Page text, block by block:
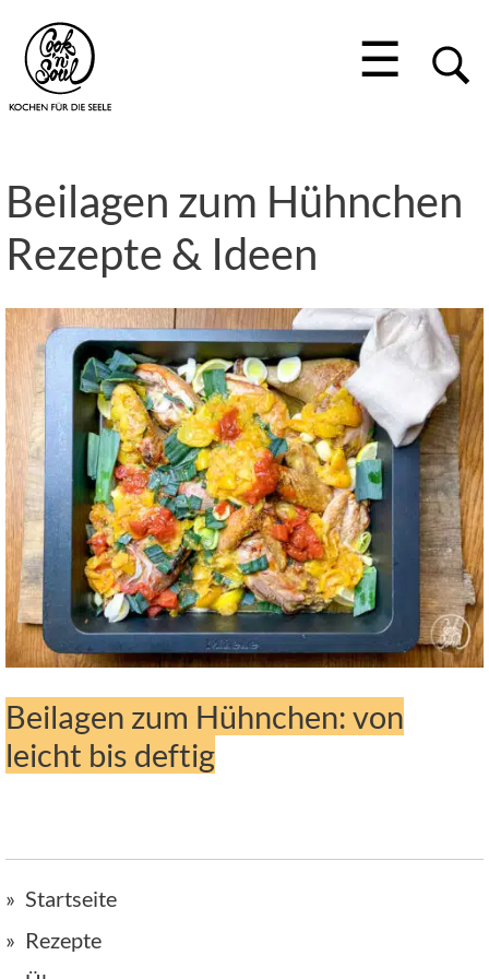
☰
Beilagen zum Hühnchen
Rezepte & Ideen
Beilagen zum Hühnchen: von
leicht bis deftig
Startseite
Rezepte